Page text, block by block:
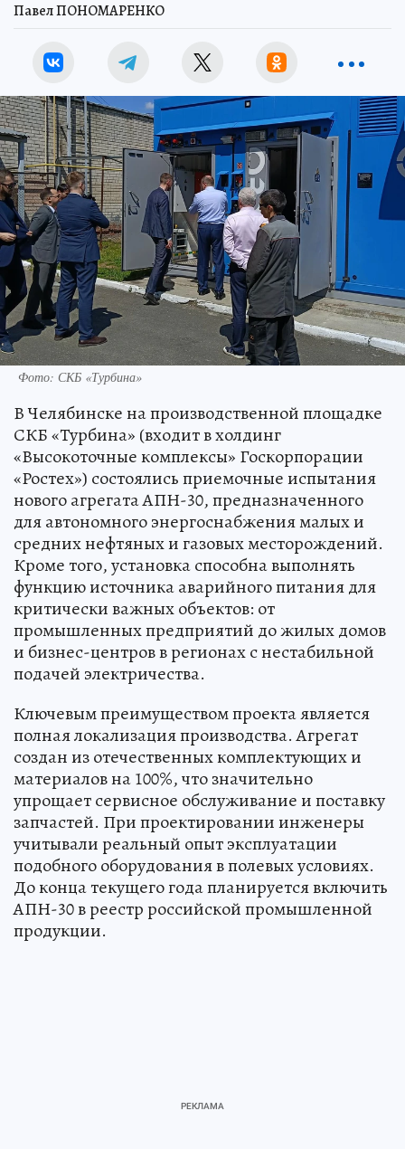
Павел ПОНОМАРЕНКО
Фото: СКБ «Турбина»
В Челябинске на производственной площадке
СКБ «Турбина» (входит в холдинг
«Высокоточные комплексы» Госкорпорации
«Ростех») состоялись приемочные испытания
нового агрегата АПН-30, предназначенного
для автономного энергоснабжения малых и
средних нефтяных и газовых месторождений.
Кроме того, установка способна выполнять
функцию источника аварийного питания для
критически важных объектов: от
промышленных предприятий до жилых домов
и бизнес-центров в регионах с нестабильной
подачей электричества.
Ключевым преимуществом проекта является
полная локализация производства. Агрегат
создан из отечественных комплектующих и
материалов на 100%, что значительно
упрощает сервисное обслуживание и поставку
запчастей. При проектировании инженеры
учитывали реальный опыт эксплуатации
подобного оборудования в полевых условиях.
До конца текущего года планируется включить
АПН-30 в реестр российской промышленной
продукции.